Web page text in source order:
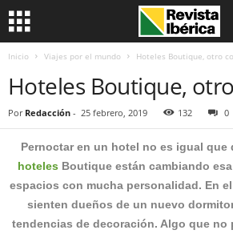
Inicio Viajes por el mundo Hoteles Boutique, otro
Hoteles Boutique,
Por Redacción - 25 febrero, 2019 132 0
Pernoctar en un hotel no es igual que
hoteles Boutique están cambiando
espacios con mucha personalidad. En
sienten dueños de un nuevo
tendencias de decoración. Algo que no